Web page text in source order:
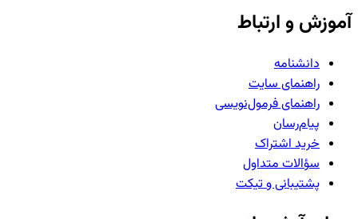
آموزش و ارتباط
دانشنامه
راهنمای سایت
راهنمای فرمول‌نویسی
پیام‌رسان
خرید اشتراک
سؤالات متداول
پشتیبانی و تیکت